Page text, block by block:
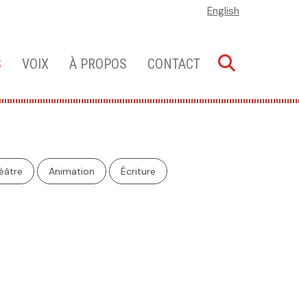
VOIX À PROPOS CONTACT
English
Animation Écriture